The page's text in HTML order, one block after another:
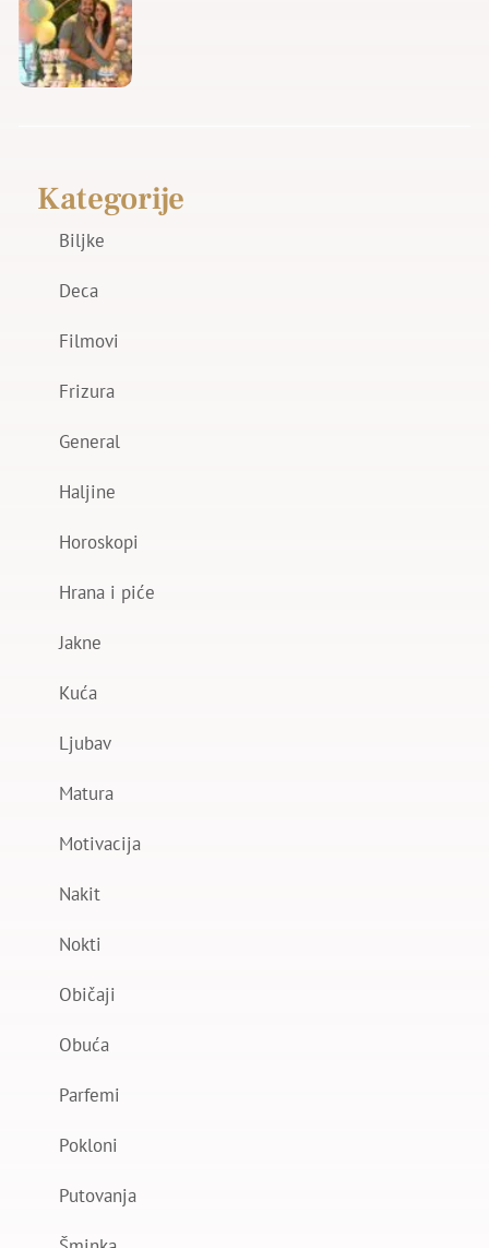
Kategorije
Biljke
Deca
Filmovi
Frizura
General
Haljine
Horoskopi
Hrana i piće
Jakne
Kuća
Ljubav
Matura
Motivacija
Nakit
Nokti
Običaji
Obuća
Parfemi
Pokloni
Putovanja